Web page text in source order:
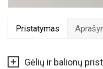
Pristatymas
Gėlių ir balionų